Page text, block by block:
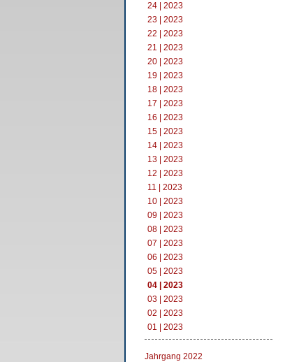
24 | 2023
23 | 2023
22 | 2023
21 | 2023
20 | 2023
19 | 2023
18 | 2023
17 | 2023
16 | 2023
15 | 2023
14 | 2023
13 | 2023
12 | 2023
11 | 2023
10 | 2023
09 | 2023
08 | 2023
07 | 2023
06 | 2023
05 | 2023
04 | 2023
03 | 2023
02 | 2023
01 | 2023
Jahrgang 2022